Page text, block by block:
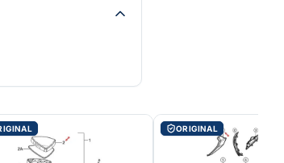
ORIGINAL